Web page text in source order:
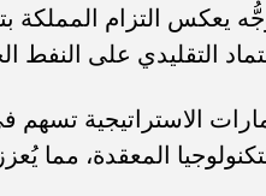
يعكس التزام المملكة
التقليدي على النفط
الاستراتيجية
المعقدة، مما